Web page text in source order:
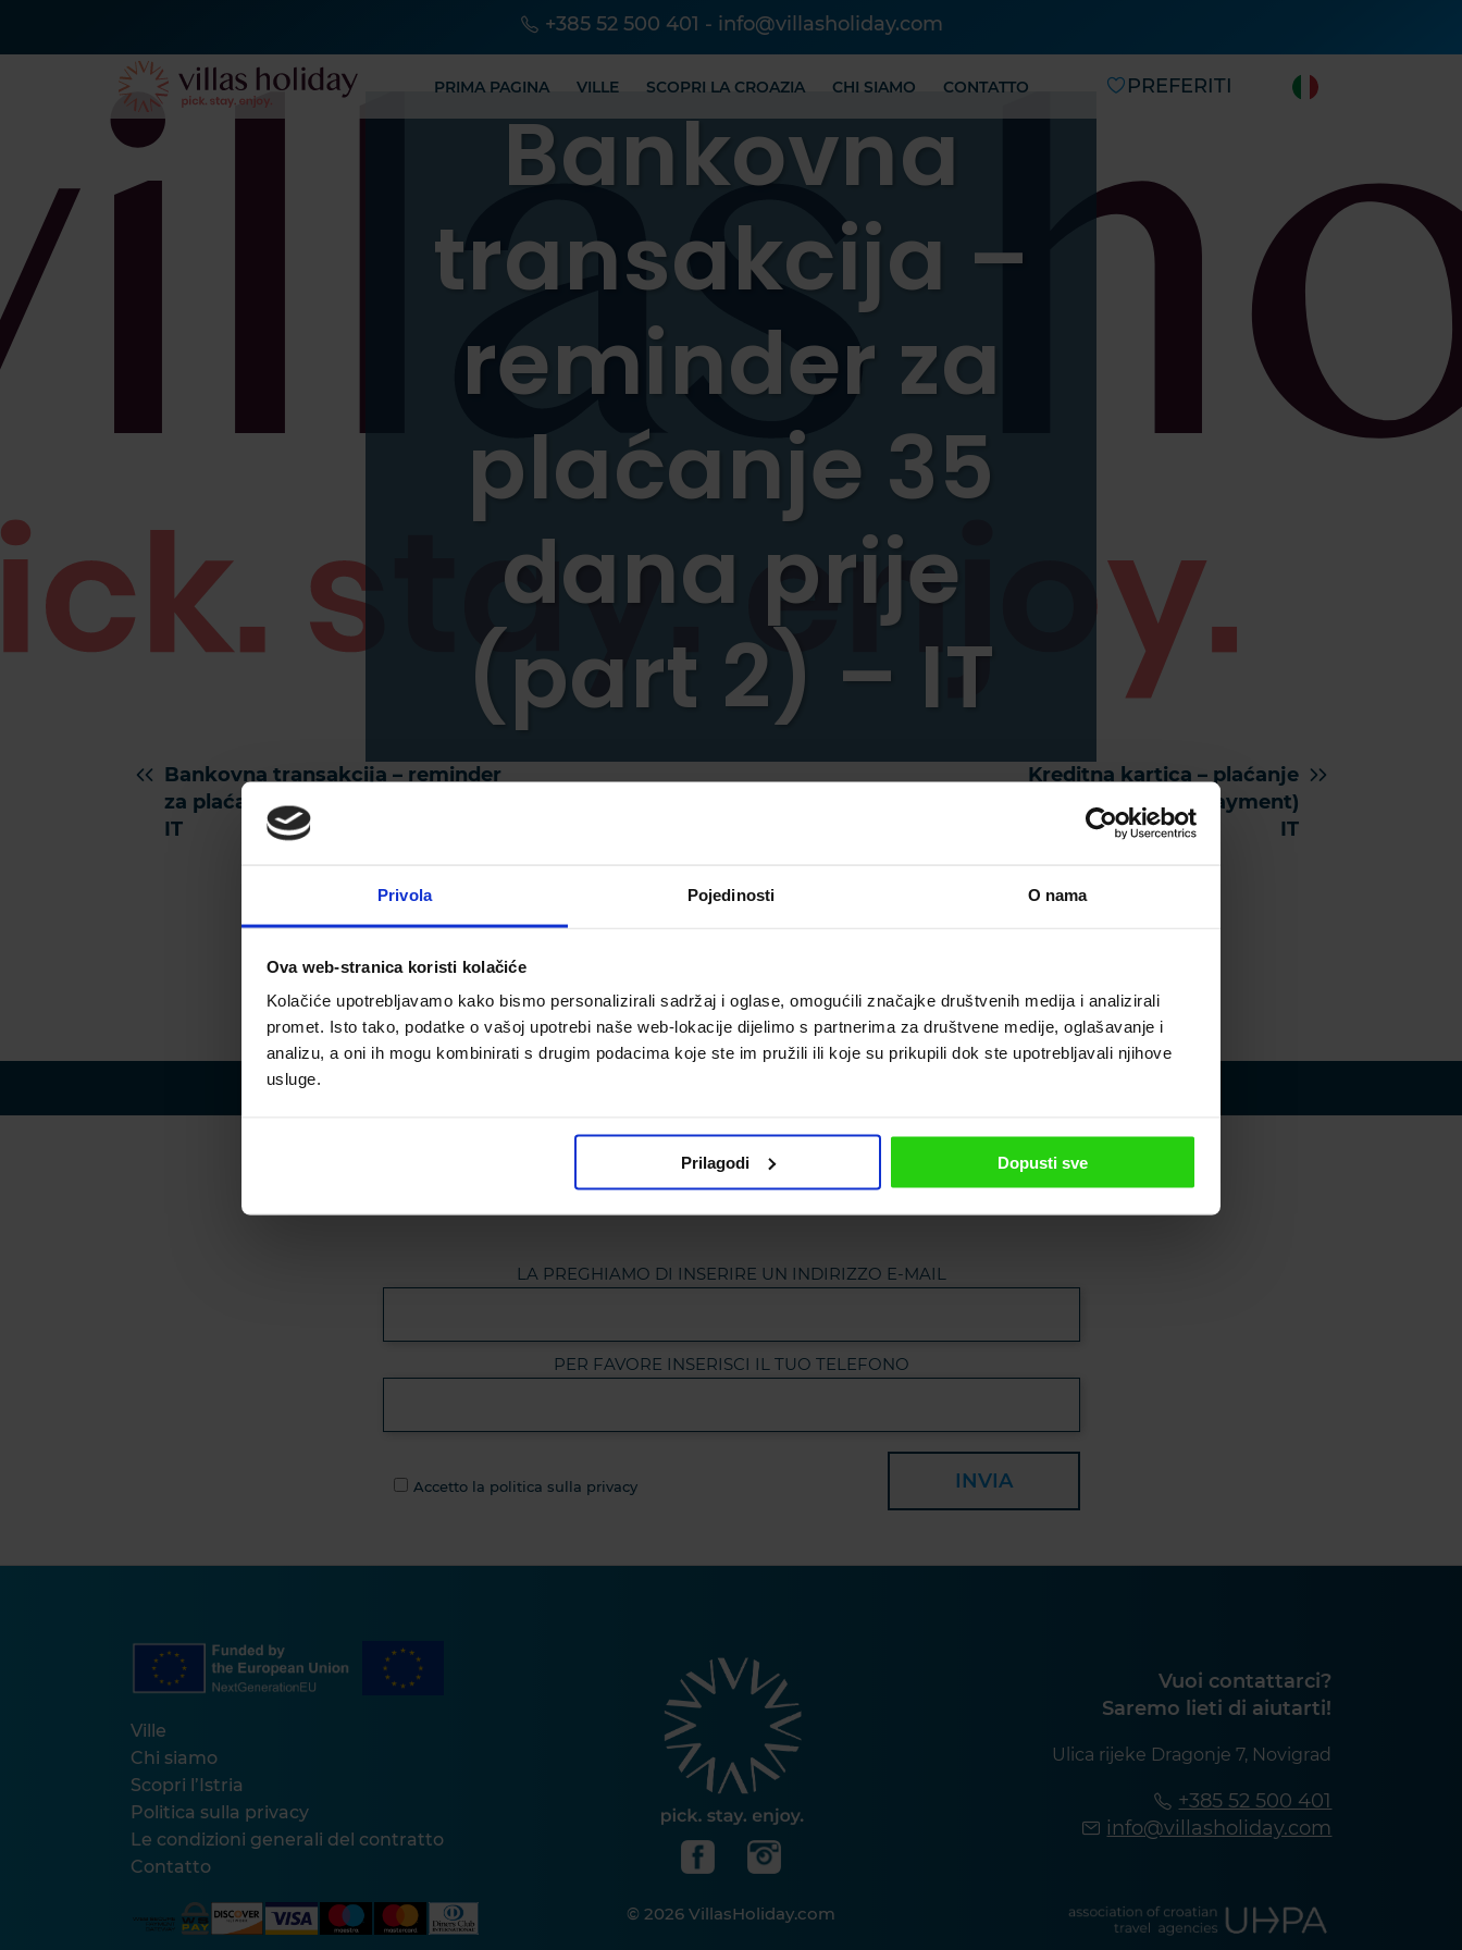
Privola Pojedinosti O nama
Ova web-stranica koristi kolačiće
Kolačiće upotrebljavamo kako bismo personalizirali sadržaj i oglase, omogućili značajke društvenih medija i analizirali
promet. Isto tako, podatke o vašoj upotrebi naše web-lokacije dijelimo s partnerima za društvene medije, oglašavanje i
analizu, a oni ih mogu kombinirati s drugim podacima koje ste im pružili ili koje su prikupili dok ste upotrebljavali njihove
usluge.
Prilagodi Dopusti sve
+385 52 500 401 - info@villasholiday.com
PRIMA PAGINA VILLE SCOPRI LA CROAZIA CHI SIAMO CONTATTO PREFERITI
Bankovna
transakcija –
reminder za
plaćanje 35
dana prije
(part 2) – IT
Bankovna transakcija – reminder
za plaćanje 32 dana prije (part 2) –
IT
Kreditna kartica – plaćanje
iznad 30 dana (part payment)
IT
Iscriviti alla nostra newsletter
LA PREGHIAMO DI INSERIRE UN INDIRIZZO E-MAIL
PER FAVORE INSERISCI IL TUO TELEFONO
Accetto la politica sulla privacy INVIA
Ville
Chi siamo
Scopri l’Istria
Politica sulla privacy
Le condizioni generali del contratto
Contatto
Vuoi contattarci?
Saremo lieti di aiutarti!
Ulica rijeke Dragonje 7, Novigrad
+385 52 500 401
info@villasholiday.com
© 2026 VillasHoliday.com